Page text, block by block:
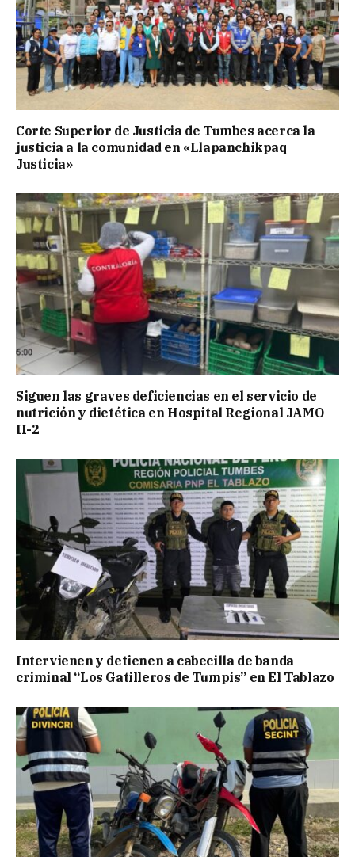
Corte Superior de Justicia de Tumbes acerca la
justicia a la comunidad en «Llapanchikpaq
Justicia»
Siguen las graves deficiencias en el servicio de
nutrición y dietética en Hospital Regional JAMO
II-2
Intervienen y detienen a cabecilla de banda
criminal “Los Gatilleros de Tumpis” en El Tablazo